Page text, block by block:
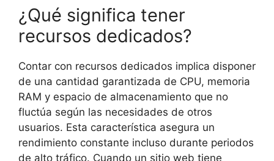
¿Qué significa tener
recursos dedicados?
Contar con recursos dedicados implica disponer
de una cantidad garantizada de CPU, memoria
RAM y espacio de almacenamiento que no
fluctúa según las necesidades de otros
usuarios. Esta característica asegura un
rendimiento constante incluso durante periodos
de alto tráfico. Cuando un sitio web tiene